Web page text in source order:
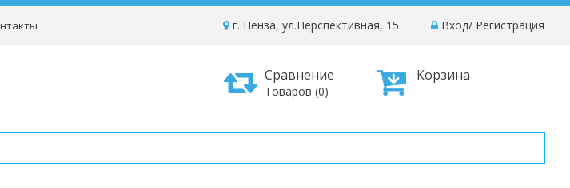
Вход/ Регистрация
г. Пенза, ул.Перспективная, 15
Корзина
Сравнение
Товаров (0)